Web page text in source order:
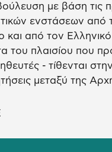
με βάση τις
ενστάσεων από
και από τον
του πλαισίου που
- τίθενται
μεταξύ της